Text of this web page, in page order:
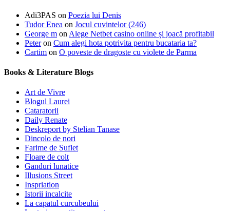
Adi3PAS on Poezia lui Denis
Tudor Enea on Jocul cuvintelor (246)
George m on Alege Netbet casino online și joacă profitabil
Peteron Cum alegi hota potrivita pentru bucataria ta?
Cartim on O poveste de dragoste cu violete de Parma
Books & Literature Blogs
Art de Vivre
Blogul Laurei
Cataratorii
Daily Renate
Deskreport by Stelian Tanase
Dincolo de nori
Farime de Suflet
Floare de colt
Ganduri lunatice
Illusions Street
Inspriation
Istorii incalcite
La capatul curcubeului